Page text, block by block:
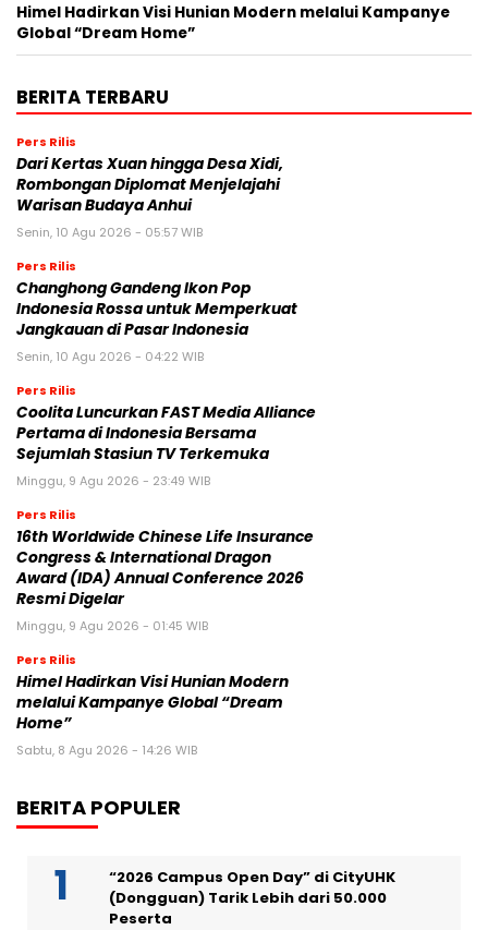
Himel Hadirkan Visi Hunian Modern melalui Kampanye
Global “Dream Home”
BERITA TERBARU
Pers Rilis
Dari Kertas Xuan hingga Desa Xidi,
Rombongan Diplomat Menjelajahi
Warisan Budaya Anhui
Senin, 10 Agu 2026 - 05:57 WIB
Pers Rilis
Changhong Gandeng Ikon Pop
Indonesia Rossa untuk Memperkuat
Jangkauan di Pasar Indonesia
Senin, 10 Agu 2026 - 04:22 WIB
Pers Rilis
Coolita Luncurkan FAST Media Alliance
Pertama di Indonesia Bersama
Sejumlah Stasiun TV Terkemuka
Minggu, 9 Agu 2026 - 23:49 WIB
Pers Rilis
16th Worldwide Chinese Life Insurance
Congress & International Dragon
Award (IDA) Annual Conference 2026
Resmi Digelar
Minggu, 9 Agu 2026 - 01:45 WIB
Pers Rilis
Himel Hadirkan Visi Hunian Modern
melalui Kampanye Global “Dream
Home”
Sabtu, 8 Agu 2026 - 14:26 WIB
BERITA POPULER
“2026 Campus Open Day” di CityUHK
(Dongguan) Tarik Lebih dari 50.000
Peserta